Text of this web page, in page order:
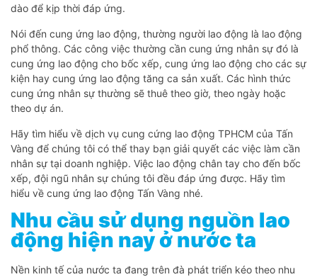
dào để kịp thời đáp ứng.
Nói đến cung ứng lao động, thường người lao động là lao động
phổ thông. Các công việc thường cần cung ứng nhân sự đó là
cung ứng lao động cho bốc xếp, cung ứng lao động cho các sự
kiện hay cung ứng lao động tăng ca sản xuất. Các hình thức
cung ứng nhân sự thường sẽ thuê theo giờ, theo ngày hoặc
theo dự án.
Hãy tìm hiểu về dịch vụ cung cứng lao động TPHCM của Tấn
Vàng để chúng tôi có thể thay bạn giải quyết các việc làm cần
nhân sự tại doanh nghiệp. Việc lao động chân tay cho đến bốc
xếp, đội ngũ nhân sự chúng tôi đều đáp ứng được. Hãy tìm
hiểu về cung ứng lao động Tấn Vàng nhé.
Nhu cầu sử dụng nguồn lao
động hiện nay ở nước ta
Nền kinh tế của nước ta đang trên đà phát triển kéo theo nhu